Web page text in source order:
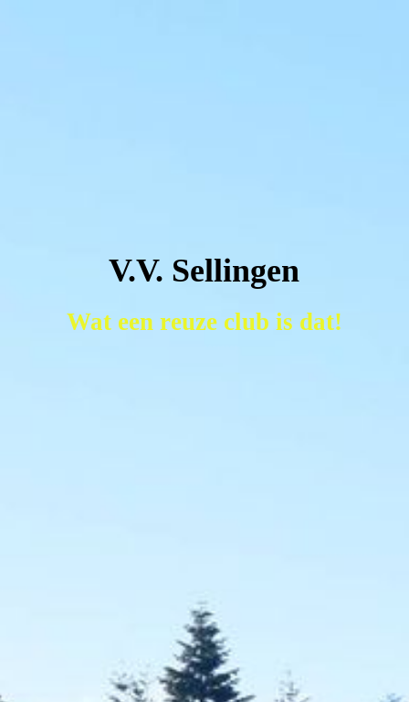
V.V. Sellingen
Wat een reuze club is dat!